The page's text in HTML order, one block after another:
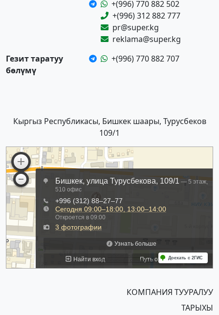
+(996) 770 882 502
+(996) 312 882 777
pr@super.kg
reklama@super.kg
Гезит таратуу
бөлүмү
+(996) 770 882 707
Кыргыз Республикасы, Бишкек шаары, Турусбеков
109/1
КОМПАНИЯ ТУУРАЛУУ
ТАРЫХЫ